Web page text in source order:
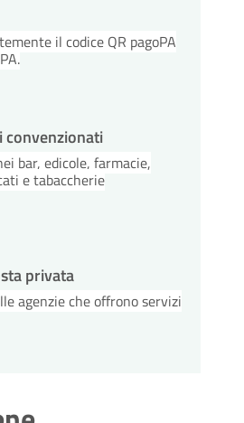
il codice QR pagoPA
convenzionati
bar, edicole, farmacie,
e tabaccherie
privata
agenzie che offrono servizi